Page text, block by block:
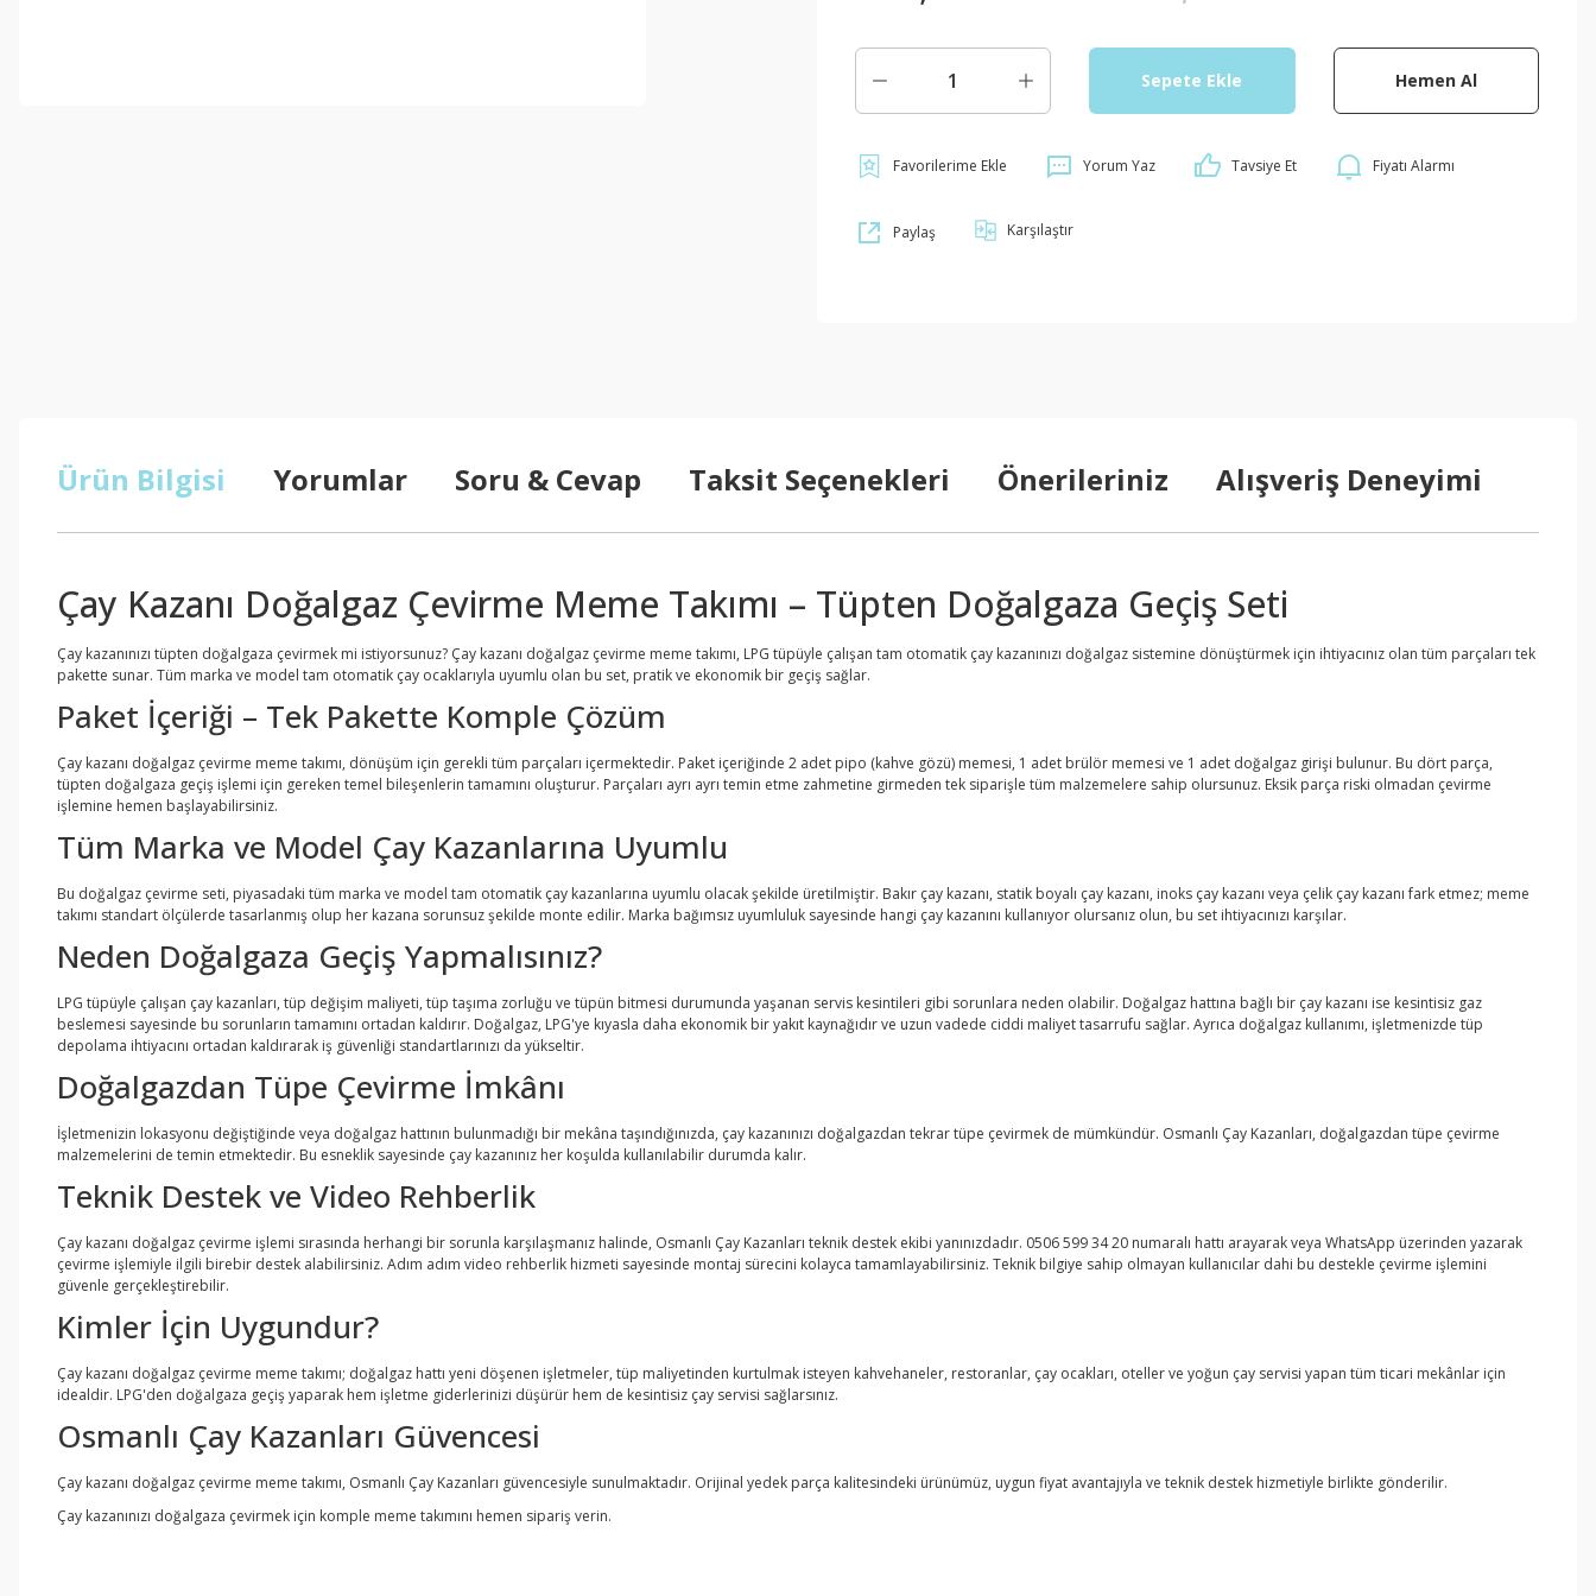
Sepete Ekle Hemen Al
Yorum Yaz Tavsiye Et Fiyatı Alarmı
Paylaş Karşılaştır
Ürün Bilgisi Yorumlar Soru & Cevap Taksit Seçenekleri Önerileriniz Alışveriş Deneyimi
Çay Kazanı Doğalgaz Çevirme Meme Takımı – Tüpten Doğalgaza Geçiş Seti
Çay kazanınızı tüpten doğalgaza çevirmek mi istiyorsunuz? Çay kazanı doğalgaz çevirme meme takımı, LPG tüpüyle çalışan tam otomatik çay kazanınızı doğalgaz sistemine dönüştürmek için ihtiyacınız olan tüm parçaları tek
pakette sunar. Tüm marka ve model tam otomatik çay ocaklarıyla uyumlu olan bu set, pratik ve ekonomik bir geçiş sağlar.
Paket İçeriği – Tek Pakette Komple Çözüm
Çay kazanı doğalgaz çevirme meme takımı, dönüşüm için gerekli tüm parçaları içermektedir. Paket içeriğinde 2 adet pipo (kahve gözü) memesi, 1 adet brülör memesi ve 1 adet doğalgaz girişi bulunur. Bu dört parça,
tüpten doğalgaza geçiş işlemi için gereken temel bileşenlerin tamamını oluşturur. Parçaları ayrı ayrı temin etme zahmetine girmeden tek siparişle tüm malzemelere sahip olursunuz. Eksik parça riski olmadan çevirme
işlemine hemen başlayabilirsiniz.
Tüm Marka ve Model Çay Kazanlarına Uyumlu
Bu doğalgaz çevirme seti, piyasadaki tüm marka ve model tam otomatik çay kazanlarına uyumlu olacak şekilde üretilmiştir. Bakır çay kazanı, statik boyalı çay kazanı, inoks çay kazanı veya çelik çay kazanı fark etmez; meme
takımı standart ölçülerde tasarlanmış olup her kazana sorunsuz şekilde monte edilir. Marka bağımsız uyumluluk sayesinde hangi çay kazanını kullanıyor olursanız olun, bu set ihtiyacınızı karşılar.
Neden Doğalgaza Geçiş Yapmalısınız?
LPG tüpüyle çalışan çay kazanları, tüp değişim maliyeti, tüp taşıma zorluğu ve tüpün bitmesi durumunda yaşanan servis kesintileri gibi sorunlara neden olabilir. Doğalgaz hattına bağlı bir çay kazanı ise kesintisiz gaz
beslemesi sayesinde bu sorunların tamamını ortadan kaldırır. Doğalgaz, LPG'ye kıyasla daha ekonomik bir yakıt kaynağıdır ve uzun vadede ciddi maliyet tasarrufu sağlar. Ayrıca doğalgaz kullanımı, işletmenizde tüp
depolama ihtiyacını ortadan kaldırarak iş güvenliği standartlarınızı da yükseltir.
Doğalgazdan Tüpe Çevirme İmkânı
İşletmenizin lokasyonu değiştiğinde veya doğalgaz hattının bulunmadığı bir mekâna taşındığınızda, çay kazanınızı doğalgazdan tekrar tüpe çevirmek de mümkündür. Osmanlı Çay Kazanları, doğalgazdan tüpe çevirme
malzemelerini de temin etmektedir. Bu esneklik sayesinde çay kazanınız her koşulda kullanılabilir durumda kalır.
Teknik Destek ve Video Rehberlik
Çay kazanı doğalgaz çevirme işlemi sırasında herhangi bir sorunla karşılaşmanız halinde, Osmanlı Çay Kazanları teknik destek ekibi yanınızdadır. 0506 599 34 20 numaralı hattı arayarak veya WhatsApp üzerinden yazarak
çevirme işlemiyle ilgili birebir destek alabilirsiniz. Adım adım video rehberlik hizmeti sayesinde montaj sürecini kolayca tamamlayabilirsiniz. Teknik bilgiye sahip olmayan kullanıcılar dahi bu destekle çevirme işlemini
güvenle gerçekleştirebilir.
Kimler İçin Uygundur?
Çay kazanı doğalgaz çevirme meme takımı; doğalgaz hattı yeni döşenen işletmeler, tüp maliyetinden kurtulmak isteyen kahvehaneler, restoranlar, çay ocakları, oteller ve yoğun çay servisi yapan tüm ticari mekânlar için
idealdir. LPG'den doğalgaza geçiş yaparak hem işletme giderlerinizi düşürür hem de kesintisiz çay servisi sağlarsınız.
Osmanlı Çay Kazanları Güvencesi
Çay kazanı doğalgaz çevirme meme takımı, Osmanlı Çay Kazanları güvencesiyle sunulmaktadır. Orijinal yedek parça kalitesindeki ürünümüz, uygun fiyat avantajıyla ve teknik destek hizmetiyle birlikte gönderilir.
Çay kazanınızı doğalgaza çevirmek için komple meme takımını hemen sipariş verin.